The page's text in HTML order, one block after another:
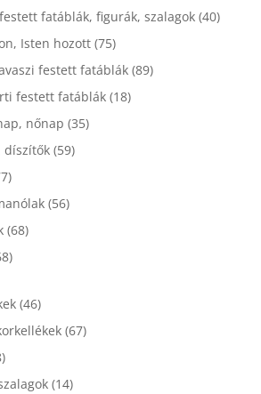
termék
fatáblák, figurák, szalagok 4040
Isten hozott 7575
termék
festett fatáblák 8989
festett fatáblák 1818
nőnap 3535
díszítők 5959
77
termék
5656
6868
68
4646
termék
6767
18
termék
1414